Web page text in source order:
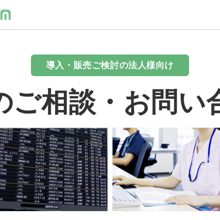
導入・販売ご検討の法人様向け
ご相談・お問い